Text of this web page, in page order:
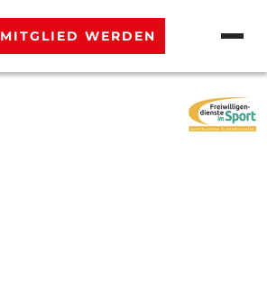
MITGLIED WERDEN